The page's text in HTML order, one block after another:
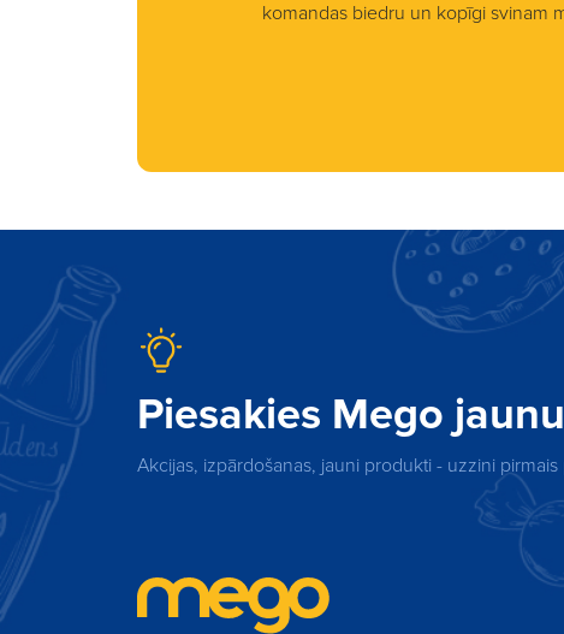
komandas biedru un kopīgi svinam
Piesakies Mego
Akcijas, izpārdošanas, jauni produkti - uzzini